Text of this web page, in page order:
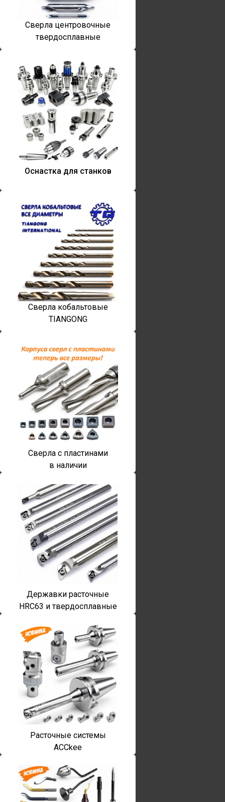
Сверла центровочные
твердосплавные
Оснастка для станков
Сверла кобальтовые
TIANGONG
Сверла с пластинами
в наличии
Державки расточные
HRC63 и твердосплавные
Расточные системы
ACCkee